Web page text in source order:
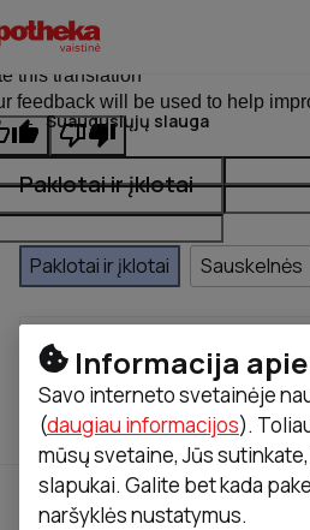
Suaugusiųjų slauga
Paklotai ir įklotai
Paklotai ir įklotai Sauskelnės
Kaina Prekės ženklas
Rasta35
text
this translation
feedback will be used to help
Informacija
Savo interneto svetainėje
(daugiau informacijos).
mūsų svetaine, Jūs
slapukai. Galite bet kada
naršyklės nustatymus.